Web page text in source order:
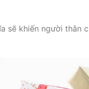
sẽ khiến người thân